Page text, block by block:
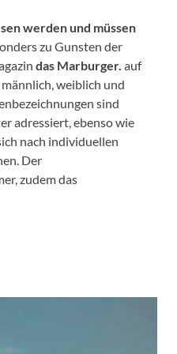
werden und müssen
zu Gunsten der
das Marburger. auf
weiblich und
sind
adressiert, ebenso wie
nach individuellen
Der
zudem das